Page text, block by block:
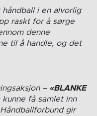
i en alvorlig
raskt for å sørge
denne
til å handle, og det
– «BLANKE
få samlet inn
gir